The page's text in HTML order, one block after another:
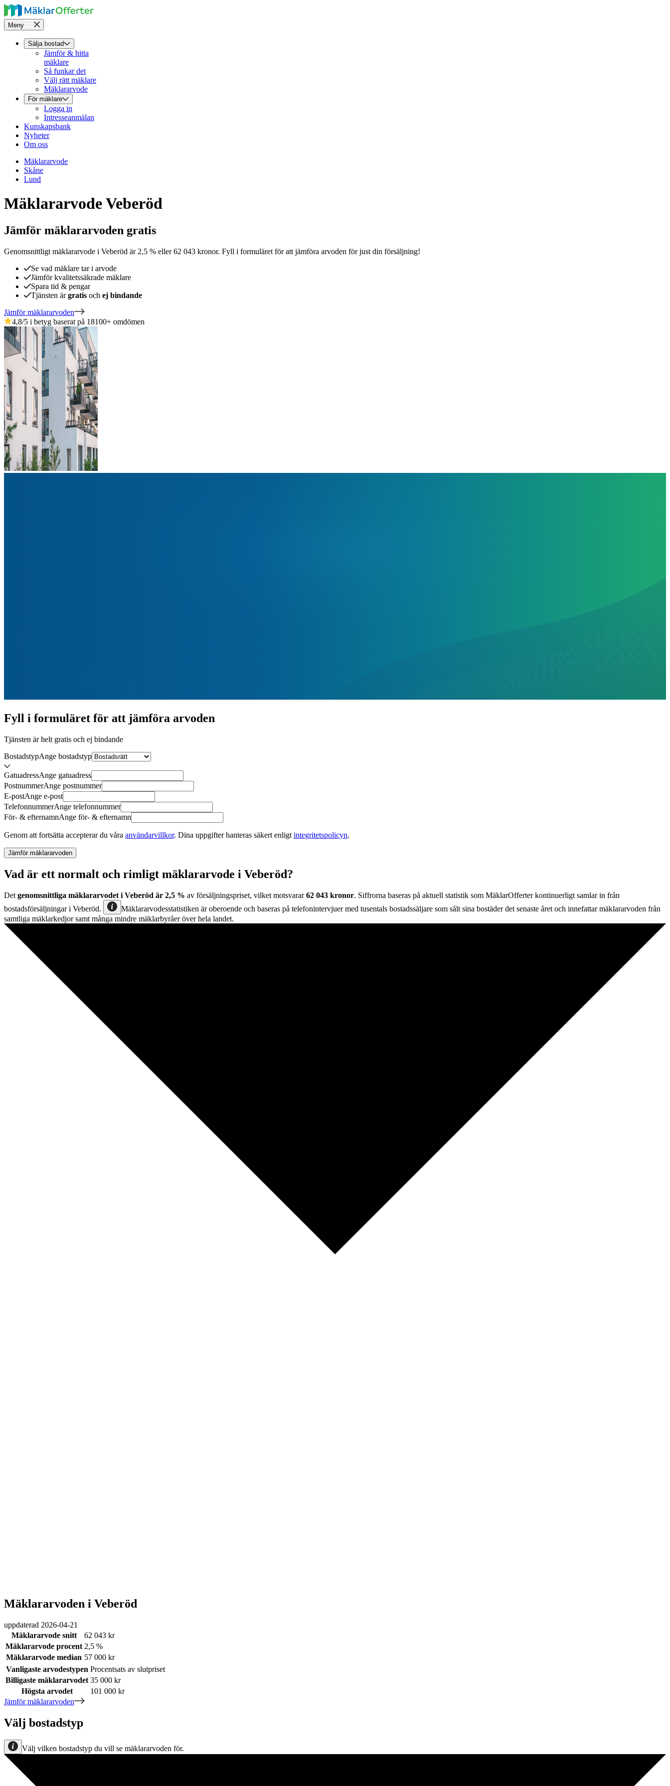
Meny
Sälja bostad
Jämför & hitta
mäklare
Så funkar det
Välj rätt mäklare
Mäklararvode
För mäklare
Logga in
Intresseanmälan
Kunskapsbank
Nyheter
Om oss
Mäklararvode
Skåne
Lund
Mäklararvode Veberöd
Jämför mäklararvoden gratis
Genomsnittligt mäklararvode i Veberöd är 2,5 % eller62 043 kronor. Fyll i formuläret för att jämföra arvoden för just din försäljning!
Se vad mäklare tar i arvode
Jämför kvalitetssäkrade mäklare
Spara tid & pengar
Tjänsten ärgratis och ej bindande
Jämför mäklararvoden
4,8/5 i betyg baserat på 18100+ omdömen
Fyll i formuläret för att jämföra arvoden
Tjänsten är helt gratis och ej bindande
BostadstypAnge bostadstyp
GatuadressAnge gatuadress
PostnummerAnge postnummer
E-postAnge e-post
TelefonnummerAnge telefonnummer
För- & efternamnAnge för- & efternamn
Genom att fortsätta accepterar du våra användarvillkor. Dina uppgifter hanteras säkert enligt integritetspolicyn.
Jämför mäklararvoden
Vad är ett normalt och rimligt mäklararvode i Veberöd?
Det genomsnittliga mäklararvodet i Veberöd är 2,5 % av försäljningspriset, vilket motsvarar62 043 kronor. Siffrorna baseras på aktuell statistik som MäklarOfferter kontinuerligt samlar in från
bostadsförsäljningari Veberöd.
Mäklararvodesstatistiken är oberoende och baseras på telefonintervjuer med tusentals bostadssäljare som sålt sina bostäder det senaste året och innefattar mäklararvoden från
samtliga mäklarkedjor samt många mindre mäklarbyråer över hela landet.
Mäklararvoden i Veberöd
uppdaterad 2026-04-21
Mäklararvode snitt
62 043 kr
Mäklararvode procent 2,5 %
Mäklararvode median 57 000 kr
Vanligaste arvodestypen Procentsats av slutpriset
Billigaste mäklararvodet 35 000 kr
Högsta arvodet
101 000 kr
Jämför mäklararvoden
Välj bostadstyp
Välj vilken bostadstyp du vill se mäklararvoden för.